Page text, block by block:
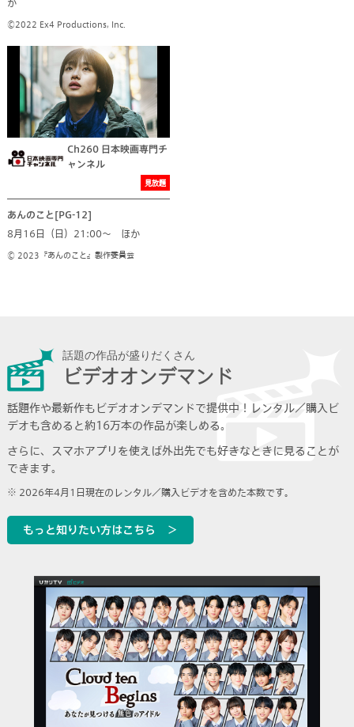
©2022 Ex4 Productions, Inc.
Ch260 日本映画専門チ
ャンネル
見放題
あんのこと[PG-12]
8月16日（日）21:00～ ほか
© 2023『あんのこと』製作委員会
話題の作品が盛りだくさん
ビデオオンデマンド
話題作や最新作もビデオオンデマンドで提供中！ レンタル／購入ビ
デオも含めると約16万本の作品が楽しめる。
さらに、スマホアプリを使えば外出先でも好きなときに見ることが
できます。
2026年4月1日現在のレンタル／購入ビデオを含めた本数です。
もっと知りたい方はこちら ＞